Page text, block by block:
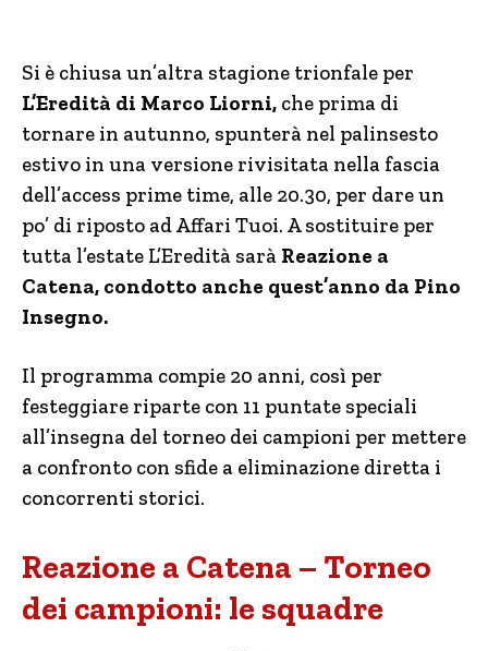
Si è chiusa un’altra stagione trionfale per
L’Eredità di Marco Liorni, che prima di
tornare in autunno, spunterà nel palinsesto
estivo in una versione rivisitata nella fascia
dell’access prime time, alle 20.30, per dare un
po’ di riposto ad Affari Tuoi. A sostituire per
tutta l’estate L’Eredità sarà Reazione a
Catena, condotto anche quest’anno da Pino
Insegno.
Il programma compie 20 anni, così per
festeggiare riparte con 11 puntate speciali
all’insegna del torneo dei campioni per mettere
a confronto con sfide a eliminazione diretta i
concorrenti storici.
Reazione a Catena – Torneo
dei campioni: le squadre